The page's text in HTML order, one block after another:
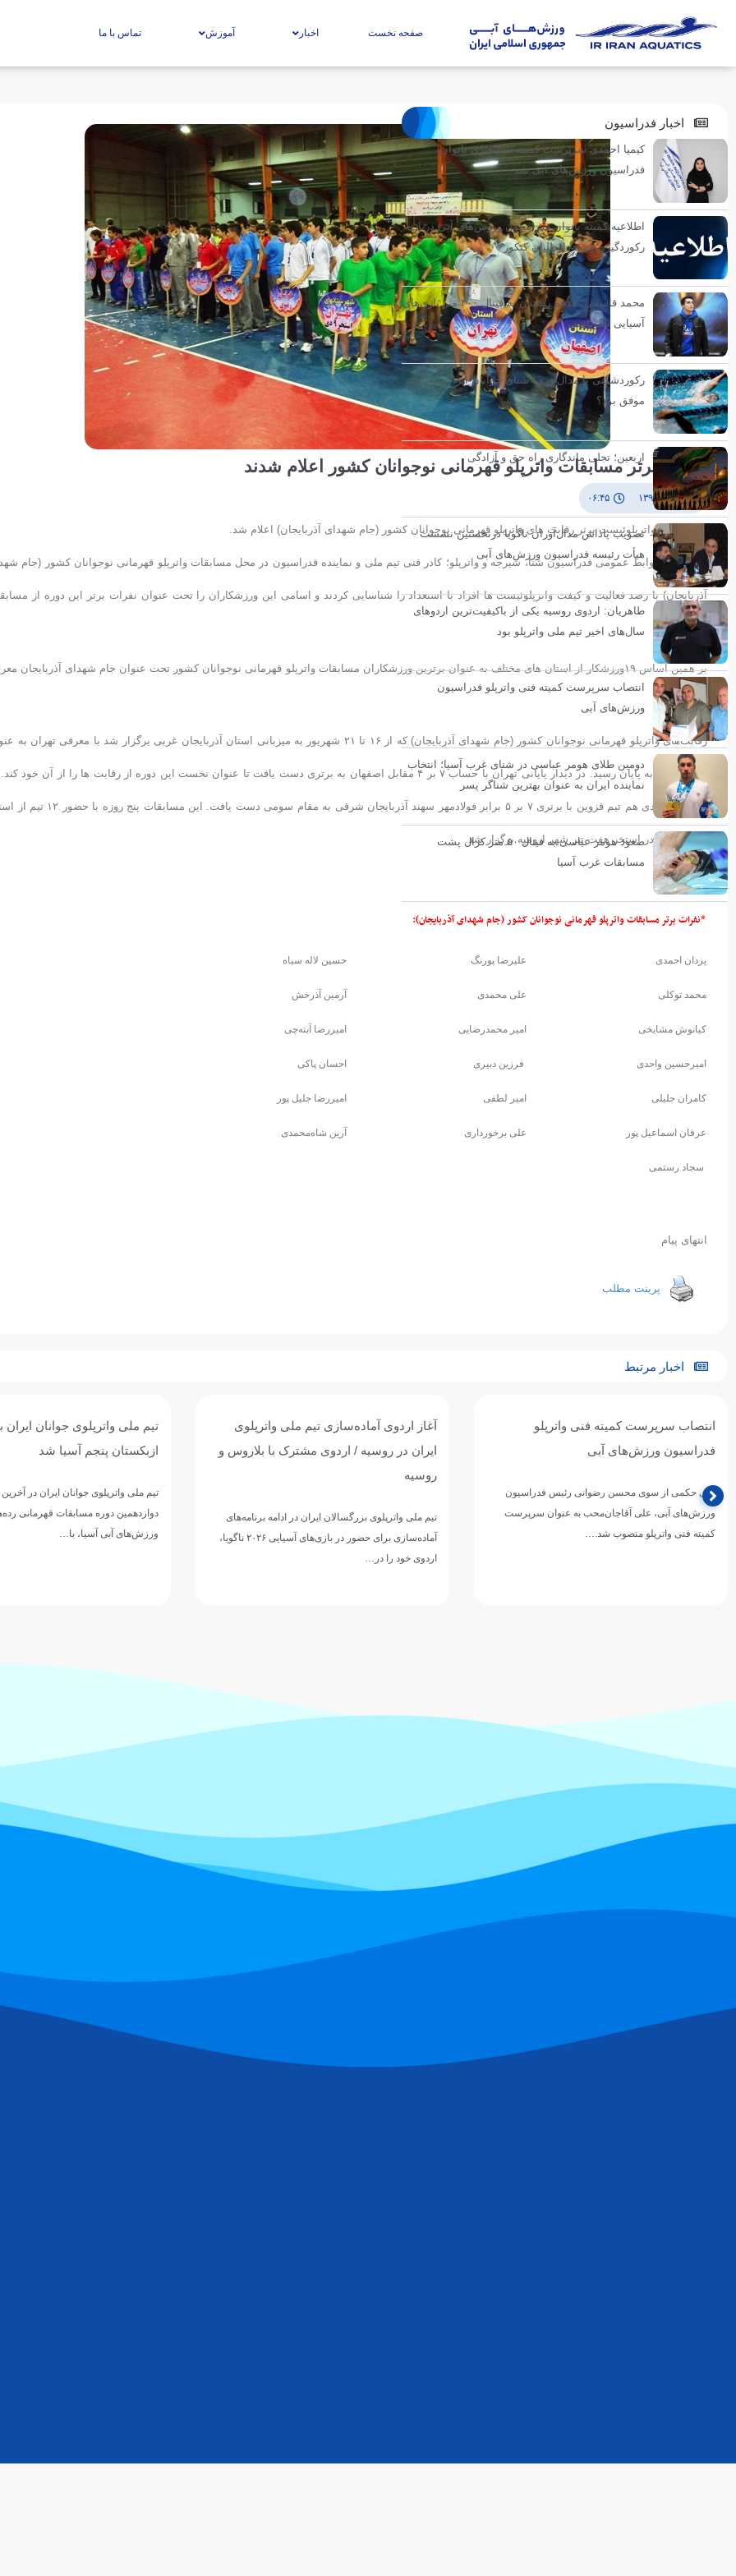
صفحه نخست اخبار آموزش تماس با ما
نفرات برتر مسابقات واترپلو قهرمانی نوجوانان کشور اعلام شدند
۳ مهر ۱۳۹۳ ۰۶:۴۵
به گزارش روابط عمومی فدراسیون شنا، شیرجه و واترپلو؛ کادر فنی تیم ملی و نماینده فدراسیون در محل مسابقات واترپلو قهرمانی نوجوانان کشور (جام
آذربایجان) با رصد فعالیت و کیفت واترپلوئیست ها افراد با استعداد را شناسایی کردند و اسامی این ورزشکاران را تحت عنوان نفرات برتر این دوره از
اعلام کردند.
بر همین اساس ۱۹ورزشکار از استان های مختلف به عنوان برترین ورزشکاران مسابقات واترپلو قهرمانی نوجوانان کشور تحت عنوان جام شهدای آذربایجان
شدند.
رقابت‌های واترپلو قهرمانی نوجوانان کشور (جام شهدای آذربایجان) که از ۱۶ تا ۲۱ شهریور به میزبانی استان آذربایجان غربی برگزار شد با معرفی تهران به
تیم قهرمان به پایان رسید. در دیدار پایانی تهران با حساب ۷ بر ۴ مقابل اصفهان به برتری دست یافت تا عنوان نخست این دوره از رقابت ها را از آن خود
دیدار رده بندی هم تیم قزوین با برتری ۷ بر ۵ برابر فولادمهر سهند آذربایجان شرقی به مقام سومی دست یافت. این
های مختلف در استخر هفت تیر شهر ارومیه برگزار شد.
*نفرات برتر مسابقات واترپلو قهرمانی نوجوانان کشور (جام شهدای آذربایجان):
یزدان احمدی علیرضا پورنگ حسین لاله سیاه
محمد توکلی علی محمدی آرمین آذرخش
کیانوش مشایخی امیر محمدرضایی امیررضا آبته‌چی
امیرحسین واحدی فرزین دبیری احسان پاکی
کامران جلیلی امیر لطفی امیررضا جلیل پور
عرفان اسماعیل پور علی برخورداری آرین شاه‌محمدی
سجاد رستمی
انتهای پیام
پرینت مطلب
اخبار فدراسیون
کیمیا احمدی سرپرست کمیته شنا هنری بانوان
فدراسیون ورزش‌های آبی شد
اطلاعیه کمیته بانوان فدراسیون ورزش‌های آبی درباره
رکوردگیری ویژه داوطلبان کنکور
محمد قاسمی: هدفم رسیدن به فینال ۴۰۰ متر بازی‌های
آسیایی ناگویاست
رکوردشکنی یا مدال‌آوری؛ شنای جوانان ایران در تایلند
موفق بود؟
اربعین؛ تجلی ماندگاری راه حق و آزادگی
تصویب پاداش مدال‌آوران ناگویا درنخستین نشست
هیأت رئیسه فدراسیون ورزش‌های آبی
طاهریان: اردوی روسیه یکی از باکیفیت‌ترین اردوهای
سال‌های اخیر تیم ملی واترپلو بود
انتصاب سرپرست کمیته فنی واترپلو فدراسیون
ورزش‌های آبی
دومین طلای هومر عباسی در شنای غرب آسیا؛ انتخاب
نماینده ایران به عنوان بهترین شناگر پسر
صعود هومر عباسی به فینال ۵۰ متر کرال پشت
مسابقات غرب آسیا
اخبار مرتبط
آغاز اردوی آماده‌سازی تیم ملی واترپلوی
ایران در روسیه / اردوی مشترک با بلاروس و
تیم ملی واترپلوی بزرگسالان ایران در ادامه برنامه‌های
تیم ملی واترپلوی جوانان ایران با برتری برابر
ازبکستان پنجم آسیا شد
دوازدهمین دوره مسابقات قهرمانی رده‌های سنی
ورزش‌های آبی آسیا، با…
پیروزی پرگل جوانان واترپلوی
عربستان؛ تقابل با ازبکستان
تیم ملی واترپلوی جوانان ایران در ادامه
دوازدهمین دوره مسابقات قهرمانی